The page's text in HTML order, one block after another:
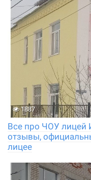
1887
Все про ЧОУ лицей
отзывы,
лицее